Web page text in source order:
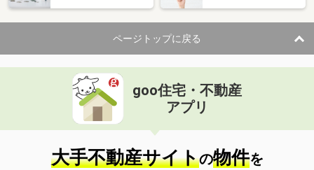
住 所
愛知県名古屋市瑞穂区東栄町１
専有面積 19.87m²
間取り
1K
愛知県名古屋市中村区香取町１
価 格
住 所
愛知県名古屋市中村区香取町１
専有面積 19.92m²
間取り
1K
ページトップに戻る
goo住宅・不動産
アプリ
大手不動産サイトの物件を